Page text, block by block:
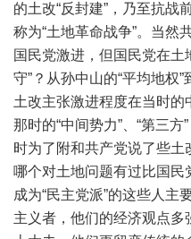
的土改“反封建”，乃至抗战
称为“土地革命战争”。当然
国民党激进，但国民党在土
守”？从孙中山的“平均地权
土改主张激进程度在当时
那时的“中间势力”、“第三
时为了附和共产党说了些
哪个对土地问题有过比国
成为“民主党派”的这些人主
主义者，他们的经济观点